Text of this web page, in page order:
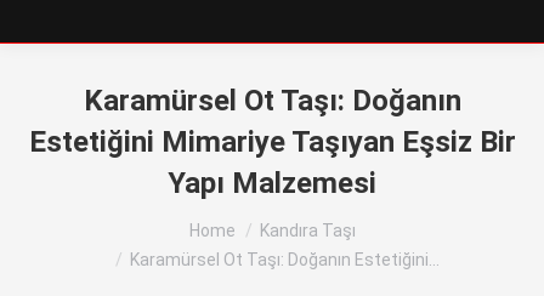
Karamürsel Ot Taşı: Doğanın
Estetiğini Mimariye Taşıyan Eşsiz Bir
Yapı Malzemesi
Home
Kandıra Taşı
Karamürsel Ot Taşı: Doğanın Estetiğini…